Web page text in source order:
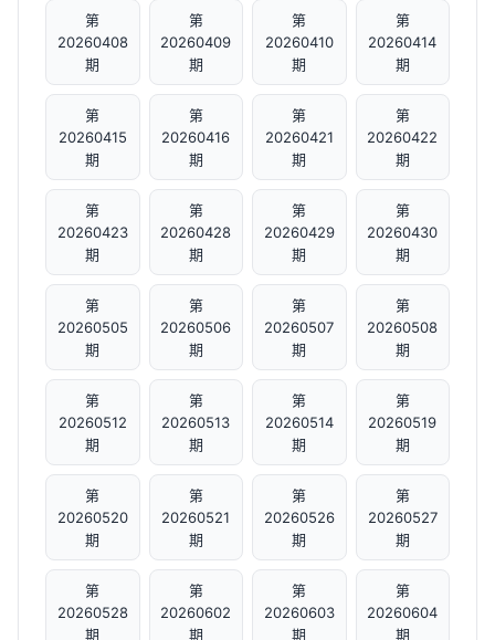
第
20260408
期
第
20260409
期
第
20260410
期
第
20260414
期
第
20260415
期
第
20260416
期
第
20260421
期
第
20260422
期
第
20260423
期
第
20260428
期
第
20260429
期
第
20260430
期
第
20260505
期
第
20260506
期
第
20260507
期
第
20260508
期
第
20260512
期
第
20260513
期
第
20260514
期
第
20260519
期
第
20260520
期
第
20260521
期
第
20260526
期
第
20260527
期
第
20260528
期
第
20260602
期
第
20260603
期
第
20260604
期